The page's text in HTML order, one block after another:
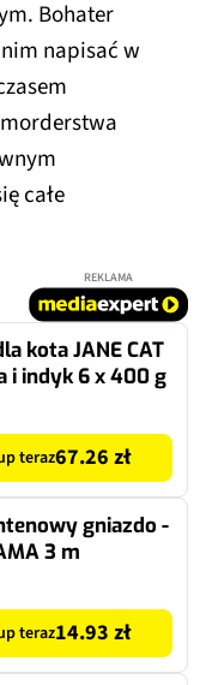
Bohater
napisać w
całe
REKLAMA
kota JANE CAT
i indyk 6 x 400 g
teraz67.26 zł
gniazdo -
3 m
teraz14.93 zł